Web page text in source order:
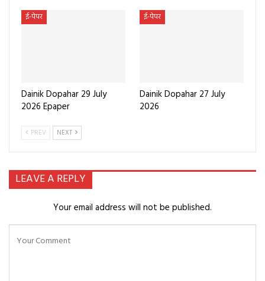
ई-पेपर
Dainik Dopahar 29 July
2026 Epaper
ई-पेपर
Dainik Dopahar 27 July
2026
PREV NEXT
LEAVE A REPLY
Your email address will not be published.